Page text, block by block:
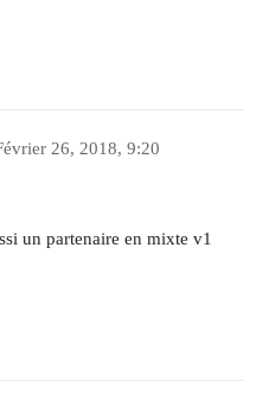
26, 2018, 9:20
un partenaire en mixte v1